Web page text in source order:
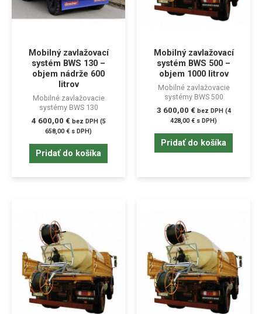
Mobilný zavlažovací
systém BWS 130 –
objem nádrže 600
litrov
Mobilné zavlažovacie
systémy BWS 130
4 600,00 € bez DPH (5
658,00€ s DPH)
Pridať do košíka
Mobilný zavlažovací
systém BWS 500 –
objem 1000 litrov
Mobilné zavlažovacie
systémy BWS 500
3 600,00 € bez DPH (4
428,00€ s DPH)
Pridať do košíka